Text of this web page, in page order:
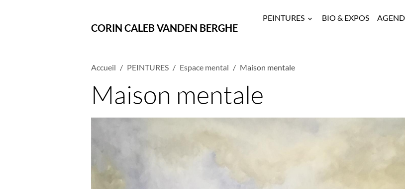
CORIN CALEB VANDEN BERGHE
PEINTURES BIO & EXPOS
Accueil PEINTURES Espace mental Maison mentale
Maison mentale